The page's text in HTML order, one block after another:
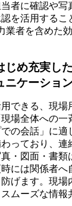
者に確認や写
を活用するこ
業者を含めた
じめ充実し
ニケーショ
できる、現
場全体への一
での会話」に
っており、連
・図面・書類
には関係者へ
げます。現場
ムーズな情報